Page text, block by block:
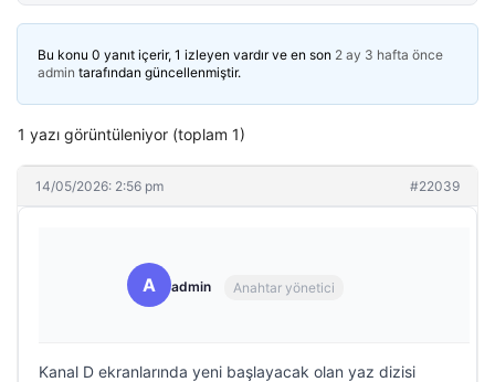
Bu konu 0 yanıt içerir, 1 izleyen vardır ve en son 2 ay 3 hafta önce
admin tarafından güncellenmiştir.
1 yazı görüntüleniyor (toplam 1)
14/05/2026: 2:56 pm #22039
A admin Anahtar yönetici
Kanal D ekranlarında yeni başlayacak olan yaz dizisi